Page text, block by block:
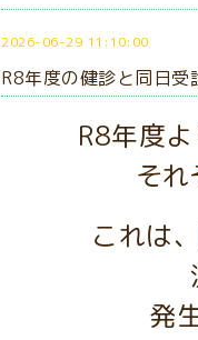
2026-06-29 11:10:00
R8年度の健診と同日受
R8年度
それ
これは
発